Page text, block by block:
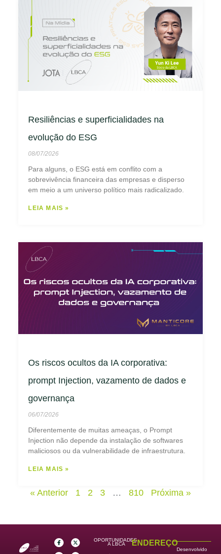
Resiliências e superficialidades na
evolução do ESG
08/07/2026
Para alguns, o ESG está em conflito com a
sobrevivência financeira das empresas e disperso
em meio a um universo político mais radicalizado.
LEIA MAIS »
Os riscos ocultos da IA corporativa:
prompt Injection, vazamento de dados e
governança
06/07/2026
Diferentemente de muitas ameaças, o Prompt
Injection não depende da instalação de softwares
maliciosos ou da vulnerabilidade de infraestrutura.
LEIA MAIS »
« Anterior 1 2 3 … 810 Próxima »
OPORTUNIDADES
A LBCA ENDEREÇO
Desenvolvido